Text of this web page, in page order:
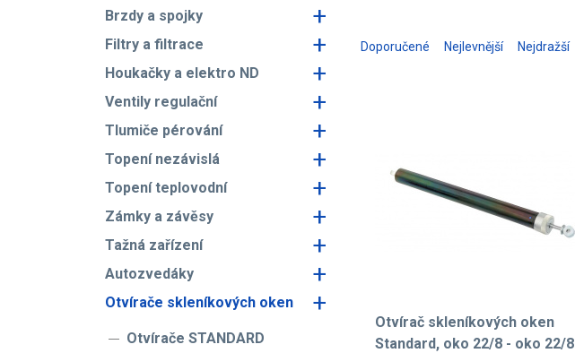
Brzdy a spojky +
Filtry a filtrace +
Houkačky a elektro ND +
Ventily regulační +
Tlumiče pérování +
Topení nezávislá +
Topení teplovodní +
Zámky a závěsy +
Tažná zařízení +
Autozvedáky +
Otvírače skleníkových oken +
Otvírače STANDARD
Doporučené Nejlevnější Nejdražší
Otvírač skleníkových oken
Standard, oko 22/8 - oko 22/8